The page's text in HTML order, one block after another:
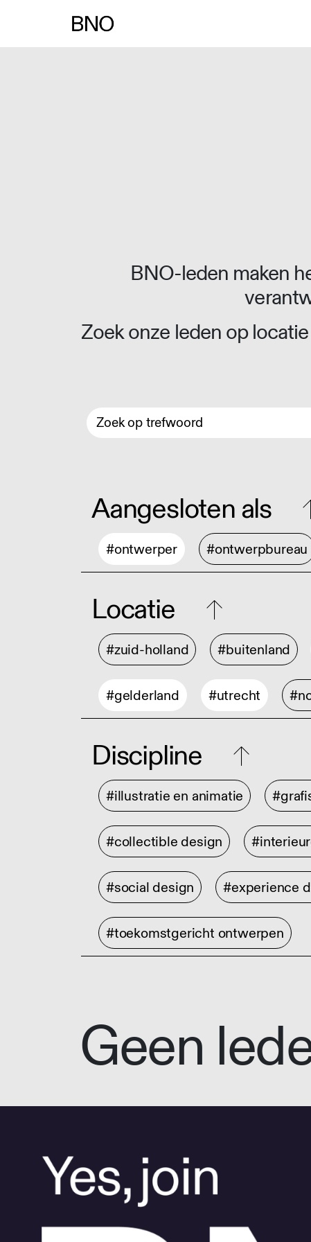
BNO-leden maken
Zoek onze leden op
Aangesloten als
#ontwerper #ontwerpbureau
Locatie
#zuid-holland #buitenland
#gelderland #utrecht
Discipline
#illustratie en animatie
#collectible design
#social design #experience
#toekomstgericht ontwerpen
Geen